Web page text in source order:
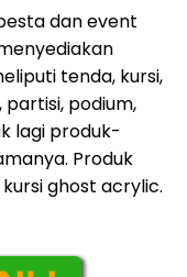
dan event
tenda, kursi,
podium,
lagi produk-
Produk
ghost acrylic.